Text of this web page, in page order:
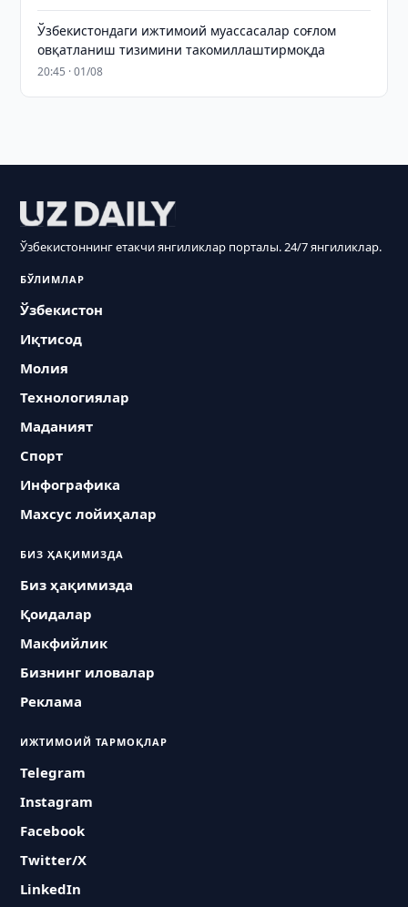
Ўзбекистондаги ижтимоий муассасалар соғлом
овқатланиш тизимини такомиллаштирмоқда
20:45 · 01/08
Ўзбекистоннинг етакчи янгиликлар порталы. 24/7 янгиликлар.
БЎЛИМЛАР
Ўзбекистон
Иқтисод
Молия
Технологиялар
Маданият
Спорт
Инфографика
Махсус лойиҳалар
БИЗ ҲАҚИМИЗДА
Биз ҳақимизда
Қоидалар
Макфийлик
Бизнинг иловалар
Реклама
ИЖТИМОИЙ ТАРМОҚЛАР
Telegram
Instagram
Facebook
Twitter/X
LinkedIn